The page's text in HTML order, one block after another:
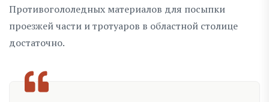
Противогололедных материалов для посыпки
проезжей части и тротуаров в областной столице
достаточно.